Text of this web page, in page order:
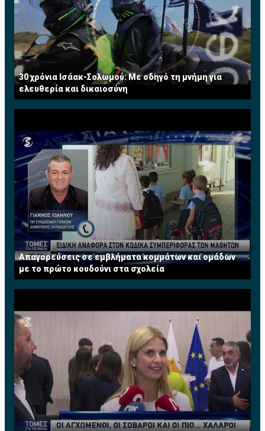
30 χρόνια Ισάακ-Σολωμού: Με οδηγό τη μνήμη για
ελευθερία και δικαιοσύνη
Απαγορεύσεις σε εμβλήματα κομμάτων και ομάδων
με το πρώτο κουδούνι στα σχολεία